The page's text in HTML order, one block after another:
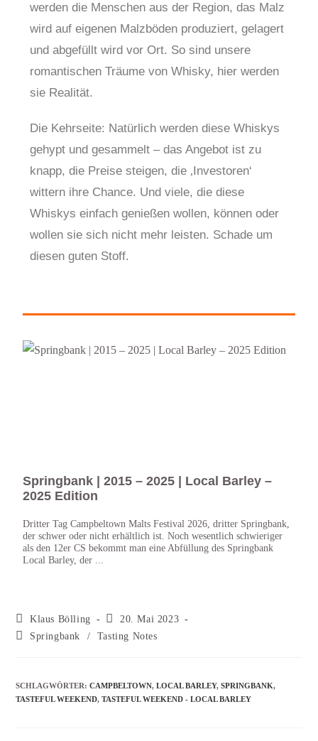
werden die Menschen aus der Region, das Malz
wird auf eigenen Malzböden produziert, gelagert
und abgefüllt wird vor Ort. So sind unsere
romantischen Träume von Whisky, hier werden
sie Realität.
Die Kehrseite: Natürlich werden diese Whiskys
gehypt und gesammelt – das Angebot ist zu
knapp, die Preise steigen, die ‚Investoren‘
wittern ihre Chance. Und viele, die diese
Whiskys einfach genießen wollen, können oder
wollen sie sich nicht mehr leisten. Schade um
diesen guten Stoff.
Springbank | 2015 – 2025 | Local Barley –
2025 Edition
Dritter Tag Campbeltown Malts Festival 2026, dritter Springbank,
der schwer oder nicht erhältlich ist. Noch wesentlich schwieriger
als den 12er CS bekommt man eine Abfüllung des Springbank
Local Barley, der ...
Klaus Bölling
20. Mai 2023
Springbank
/ Tasting Notes
SCHLAGWÖRTER:CAMPBELTOWN, LOCAL BARLEY, SPRINGBANK,
TASTEFUL WEEKEND, TASTEFUL WEEKEND - LOCAL BARLEY